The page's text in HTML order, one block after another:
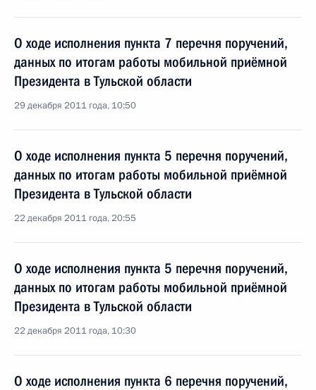
О ходе исполнения пункта 7 перечня поручений,
данных по итогам работы мобильной приёмной
Президента в Тульской области
29 декабря 2011 года, 10:50
О ходе исполнения пункта 5 перечня поручений,
данных по итогам работы мобильной приёмной
Президента в Тульской области
22 декабря 2011 года, 20:55
О ходе исполнения пункта 5 перечня поручений,
данных по итогам работы мобильной приёмной
Президента в Тульской области
22 декабря 2011 года, 10:30
О ходе исполнения пункта 6 перечня поручений,